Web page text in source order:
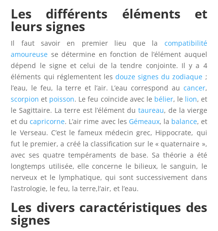
Les différents éléments et
leurs signes
Il faut savoir en premier lieu que la compatibilité
amoureuse se détermine en fonction de l’élément auquel
dépend le signe et celui de la tendre conjointe. Il y a 4
éléments qui réglementent les douze signes du zodiaque ;
l’eau, le feu, la terre et l’air. L’eau correspond au cancer,
scorpion et poisson. Le feu coïncide avec le bélier, le lion, et
le Sagittaire. La terre est l’élément du taureau, de la vierge
et ducapricorne. L’air rime avec les Gémeaux, la balance, et
le Verseau. C’est le fameux médecin grec, Hippocrate, qui
fut le premier, a créé la classification sur le « quaternaire »,
avec ses quatre tempéraments de base. Sa théorie a été
longtemps utilisée, elle concerne le bilieux, le sanguin, le
nerveux et le lymphatique, qui sont successivement dans
l’astrologie, le feu, la terre,l’air, et l’eau.
Les divers caractéristiques des
signes